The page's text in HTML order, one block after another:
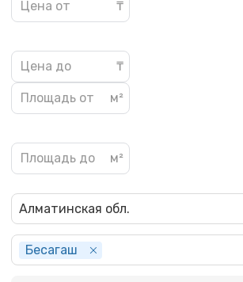
Алматинская обл.
Бесагаш